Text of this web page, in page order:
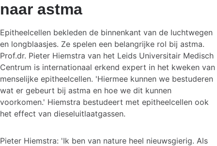
naar astma
Epitheelcellen bekleden de binnenkant van de luchtwegen
en longblaasjes. Ze spelen een belangrijke rol bij astma.
Prof.dr. Pieter Hiemstra van het Leids Universitair Medisch
Centrum is internationaal erkend expert in het kweken van
menselijke epitheelcellen. 'Hiermee kunnen we bestuderen
wat er gebeurt bij astma en hoe we dit kunnen
voorkomen.' Hiemstra bestudeert met epitheelcellen ook
het effect van dieseluitlaatgassen.
Pieter Hiemstra: 'Ik ben van nature heel nieuwsgierig. Als